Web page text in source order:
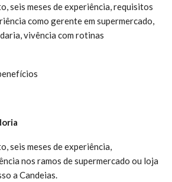
seis meses de experiência, requisitos
como gerente em supermercado,
vivência com rotinas
seis meses de experiência,
nos ramos de supermercado ou loja
a Candeias.